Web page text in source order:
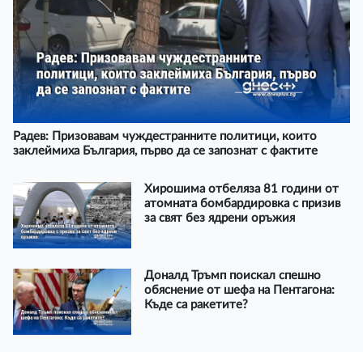
Радев: Призовавам чуждестранните политици, които
заклеймиха България, първо да се запознат с фактите
Хирошима отбеляза 81 години от
атомната бомбардировка с призив
за свят без ядрени оръжия
Доналд Тръмп поискал спешно
обяснение от шефа на Пентагона:
Къде са ракетите?